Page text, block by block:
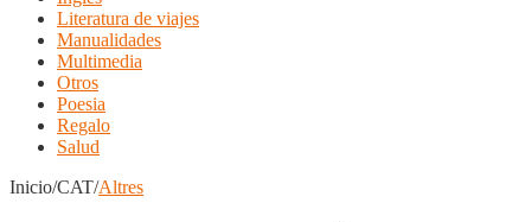
Literatura de viajes
Manualidades
Multimedia
Otros
Poesia
Regalo
Salud
Inicio/CAT/Altres